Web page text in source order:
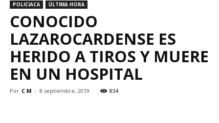
POLICIACA ÚLTIMA HORA
CONOCIDO
LAZAROCARDENSE ES
HERIDO A TIROS Y MUERE
EN UN HOSPITAL
Por C M - 8 septiembre, 2019 834